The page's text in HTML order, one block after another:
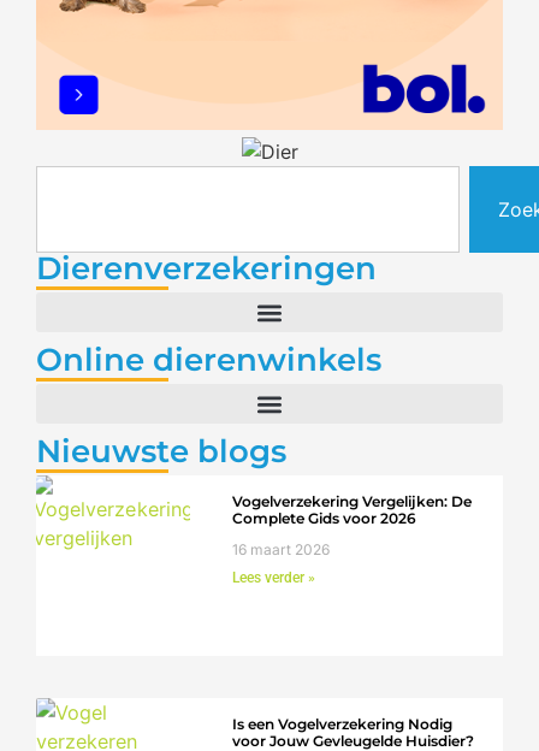
Dierenverzekeringen
Online dierenwinkels
Nieuwste blogs
Vogelverzekering Vergelijken: De
Complete Gids voor 2026
16 maart 2026
Lees verder »
Is een Vogelverzekering Nodig
voor Jouw Gevleugelde Huisdier?